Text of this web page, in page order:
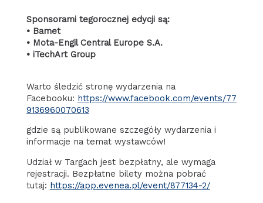
Sponsorami tegorocznej edycji są:
• Bamet
• Mota-Engil Central Europe S.A.
• iTechArt Group
Warto śledzić stronę wydarzenia na
Facebooku: https://www.facebook.com/events/77
9136960070613
gdzie są publikowane szczegóły wydarzenia i
informacje na temat wystawców!
Udział w Targach jest bezpłatny, ale wymaga
rejestracji. Bezpłatne bilety można pobrać
tutaj: https://app.evenea.pl/event/877134-2/